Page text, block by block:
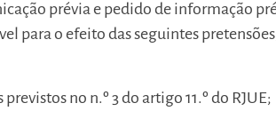
prévia e pedido de informação
para o efeito das seguintes
no n.º 3 do artigo 11.º do RJUE;